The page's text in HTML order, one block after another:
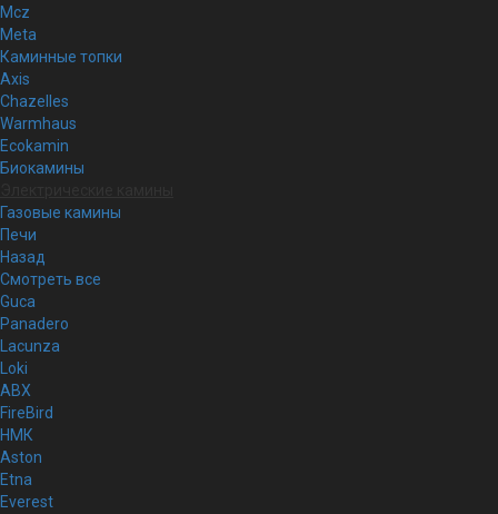
Mcz
Meta
Каминные топки
Axis
Chazelles
Warmhaus
Ecokamin
Биокамины
Газовые камины
Печи
Назад
Смотреть все
Guca
Panadero
Lacunza
Loki
ABX
FireBird
НМК
Aston
Etna
Everest